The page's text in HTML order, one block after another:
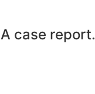
case report.